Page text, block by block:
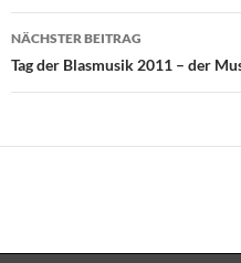
NÄCHSTER BEITRAG
Tag der Blasmusik 2011 – der